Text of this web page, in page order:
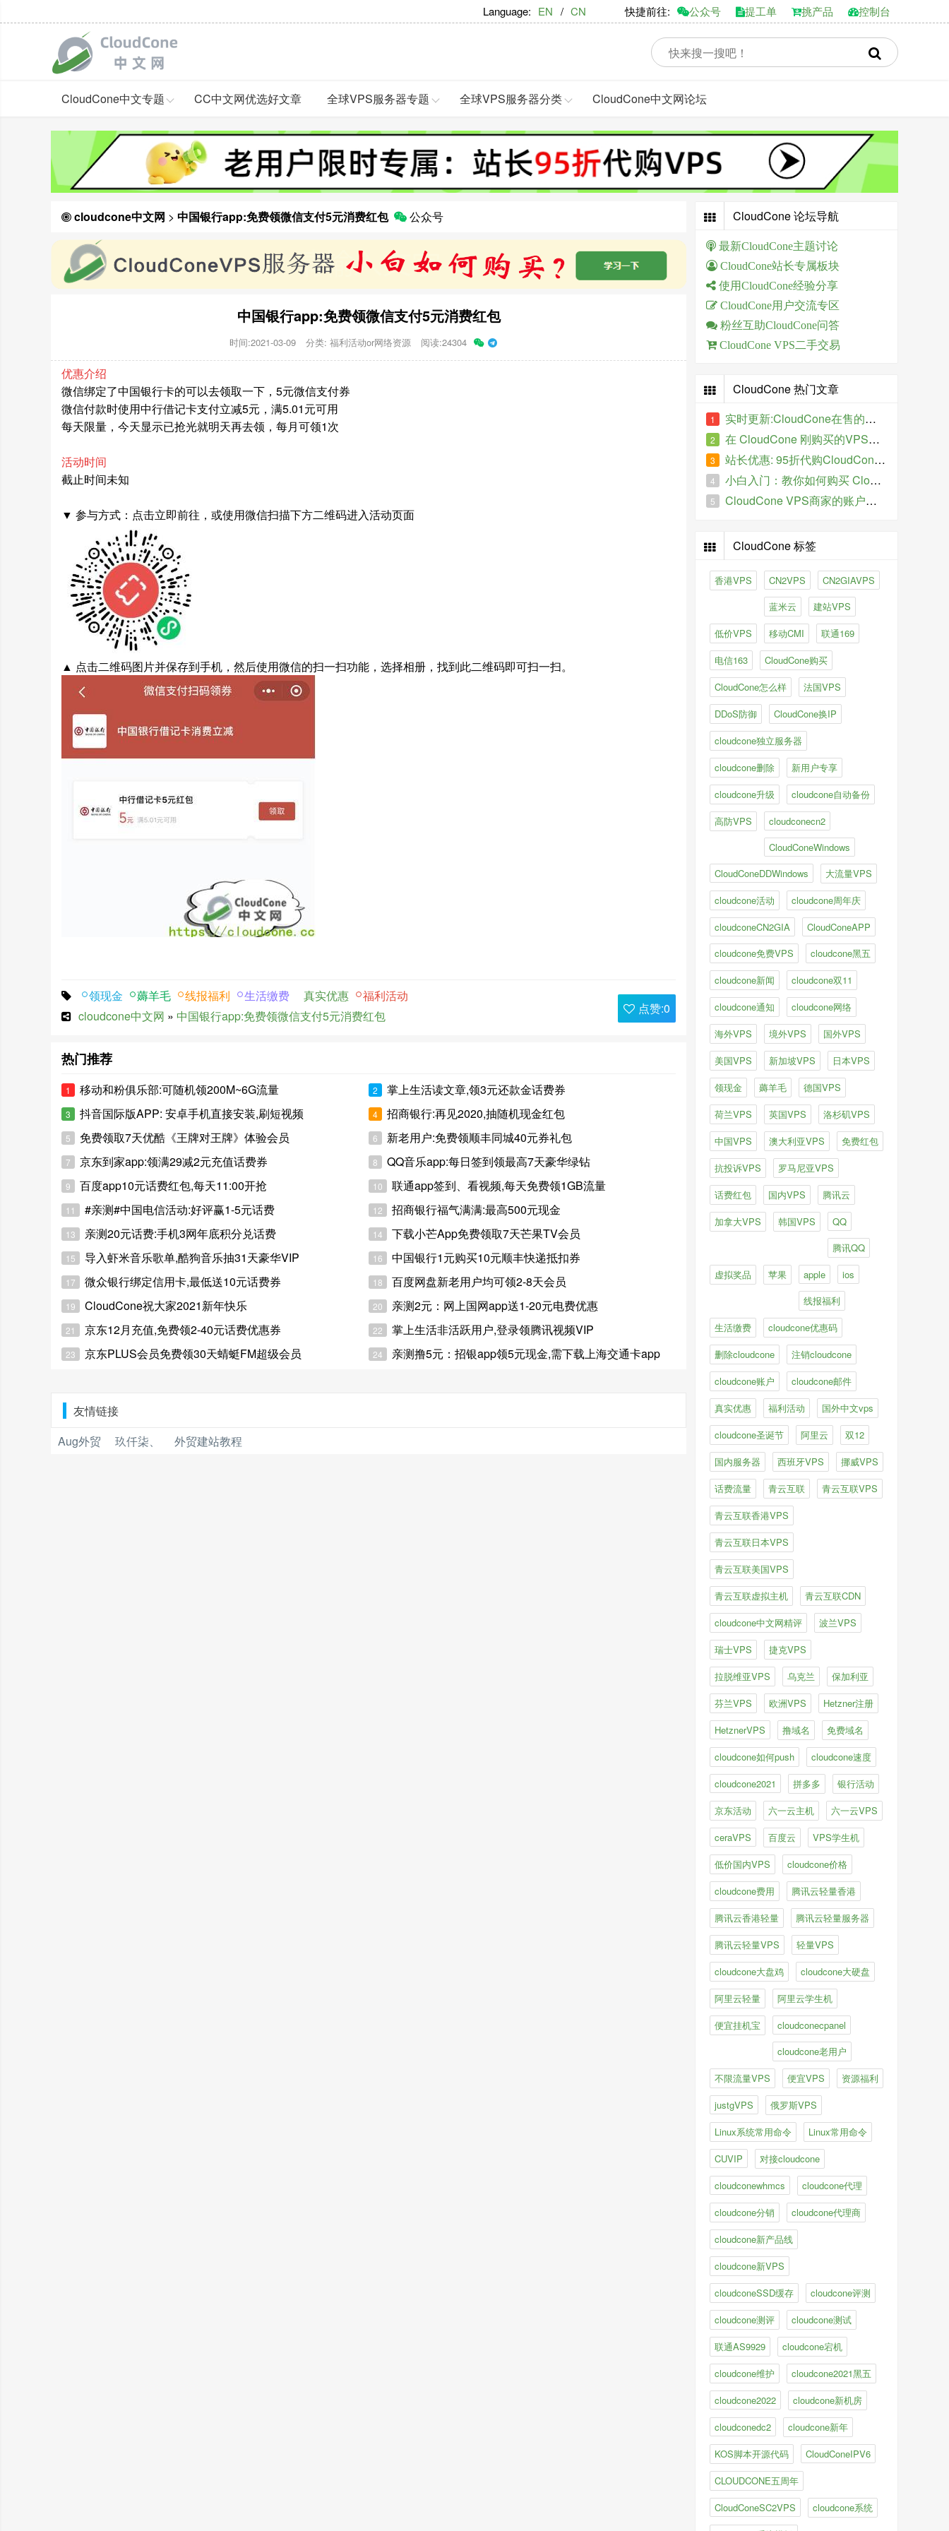
Language: EN / CN 快捷前往: 公众号 提工单 挑产品 控制台
CloudCone中文专题 CC中文网优选好文章 全球VPS服务器专题 全球VPS服务器分类 CloudCone中文网论坛
cloudcone中文网 > 中国银行app:免费领微信支付5元消费红包 公众号
中国银行app:免费领微信支付5元消费红包
时间:2021-03-09 分类: 福利活动or网络资源 阅读:24304
优惠介绍
微信绑定了中国银行卡的可以去领取一下，5元微信支付券
微信付款时使用中行借记卡支付立减5元，满5.01元可用
每天限量，今天显示已抢光就明天再去领，每月可领1次
活动时间
截止时间未知
▼ 参与方式：点击立即前往，或使用微信扫描下方二维码进入活动页面
▲ 点击二维码图片并保存到手机，然后使用微信的扫一扫功能，选择相册，找到此二维码即可扫一扫。
领现金 薅羊毛 线报福利 生活缴费 真实优惠
福利活动
cloudcone中文网 » 中国银行app:免费领微信支付5元消费红包 点赞:0
热门推荐
1 移动和粉俱乐部:可随机领200M~6G流量 2 掌上生活读文章,领3元还款金话费券
3 抖音国际版APP: 安卓手机直接安装,刷短视频 4 招商银行:再见2020,抽随机现金红包
5 免费领取7天优酷《王牌对王牌》体验会员 6 新老用户:免费领顺丰同城40元券礼包
7 京东到家app:领满29减2元充值话费券 8 QQ音乐app:每日签到领最高7天豪华绿钻
9 百度app10元话费红包,每天11:00开抢 10 联通app签到、看视频,每天免费领1GB流量
11 #亲测#中国电信活动:好评赢1-5元话费 12 招商银行福气满满:最高500元现金
13 亲测20元话费:手机3网年底积分兑话费 14 下载小芒App免费领取7天芒果TV会员
15 导入虾米音乐歌单,酷狗音乐抽31天豪华VIP 16 中国银行1元购买10元顺丰快递抵扣券
17 微众银行绑定信用卡,最低送10元话费券 18 百度网盘新老用户均可领2-8天会员
19 CloudCone祝大家2021新年快乐 20 亲测2元：网上国网app送1-20元电费优惠
21 京东12月充值,免费领2-40元话费优惠券 22 掌上生活非活跃用户,登录领腾讯视频VIP
23 京东PLUS会员免费领30天蜻蜓FM超级会员 24 亲测撸5元：招银app领5元现金,需下载上海交通卡app
友情链接
Aug外贸
玖仟柒、 外贸建站教程
CloudCone 论坛导航
最新CloudCone主题讨论
CloudCone站长专属板块
使用CloudCone经验分享
CloudCone用户交流专区
粉丝互助CloudCone问答
CloudCone VPS二手交易
CloudCone 热门文章
1 实时更新:CloudCone在售的特价VPS
2 在 CloudCone 刚购买的VPS服务器IP被墙了怎么办？
3 站长优惠: 95折代购CloudCone VPS
4 小白入门：教你如何购买 CloudCone 的VPS主机
5 CloudCone VPS商家的账户如何进行全额退款、提现操作？
CloudCone 标签
香港VPS CN2VPS
CN2GIAVPS
蓝米云
建站VPS
低价VPS
移动CMI
联通169
电信163
CloudCone购买
CloudCone怎么样
法国VPS
DDoS防御
CloudCone换IP
cloudcone独立服务器
cloudcone删除
新用户专享
cloudcone升级
cloudcone自动备份
高防VPS
cloudconecn2
CloudConeWindows
CloudConeDDWindows
大流量VPS
cloudcone活动
cloudcone周年庆
cloudconeCN2GIA
CloudConeAPP
cloudcone免费VPS
cloudcone黑五
cloudcone新闻
cloudcone双11
cloudcone通知
cloudcone网络
海外VPS
境外VPS
国外VPS
美国VPS
新加坡VPS
日本VPS
领现金
薅羊毛
德国VPS
荷兰VPS
英国VPS
洛杉矶VPS
中国VPS
澳大利亚VPS
免费红包
抗投诉VPS
罗马尼亚VPS
话费红包
国内VPS
腾讯云
加拿大VPS
韩国VPS
QQ
腾讯QQ
虚拟奖品
苹果 apple
ios
线报福利
生活缴费
cloudcone优惠码
删除cloudcone
注销cloudcone
cloudcone账户
cloudcone邮件
真实优惠
福利活动
国外中文vps
cloudcone圣诞节
阿里云
双12
国内服务器
西班牙VPS
挪威VPS
话费流量
青云互联
青云互联VPS
青云互联香港VPS
青云互联日本VPS
青云互联美国VPS
青云互联虚拟主机
青云互联CDN
cloudcone中文网精评
波兰VPS
瑞士VPS
捷克VPS
拉脱维亚VPS
乌克兰
保加利亚
芬兰VPS
欧洲VPS
Hetzner注册
HetznerVPS
撸域名
免费域名
cloudcone如何push
cloudcone速度
cloudcone2021
拼多多
银行活动
京东活动
六一云主机
六一云VPS
ceraVPS
百度云
VPS学生机
低价国内VPS
cloudcone价格
cloudcone费用
腾讯云轻量香港
腾讯云香港轻量
腾讯云轻量服务器
腾讯云轻量VPS
轻量VPS
cloudcone大盘鸡
cloudcone大硬盘
阿里云轻量
阿里云学生机
便宜挂机宝
cloudconecpanel
cloudcone老用户
不限流量VPS
便宜VPS
资源福利
justgVPS
俄罗斯VPS
Linux系统常用命令
Linux常用命令
CUVIP
对接cloudcone
cloudconewhmcs
cloudcone代理
cloudcone分销
cloudcone代理商
cloudcone新产品线
cloudcone新VPS
cloudconeSSD缓存
cloudcone评测
cloudcone测评
cloudcone测试
联通AS9929
cloudcone宕机
cloudcone维护
cloudcone2021黑五
cloudcone2022
cloudcone新机房
cloudconedc2
cloudcone新年
KOS脚本开源代码
CloudConeIPV6
CLOUDCONE五周年
CloudConeSC2VPS
cloudcone系统